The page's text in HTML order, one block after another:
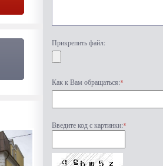
Прикрепить файл:
Как к Вам обращаться:*
Введите код с картинки:*